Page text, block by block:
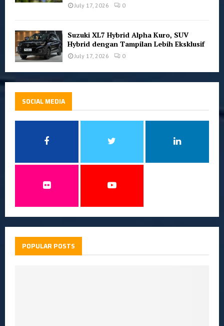
July 17, 2026 0
Suzuki XL7 Hybrid Alpha Kuro, SUV
Hybrid dengan Tampilan Lebih Eksklusif
July 17, 2026 0
SOCIAL MEDIA
POPULAR POSTS